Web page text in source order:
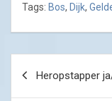
Tags: Bos, Dijk,
navigation
Heropstapper